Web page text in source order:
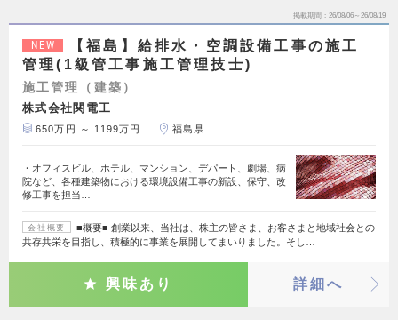
掲載期間 26/08/06～26/08/19
NEW
【福島】給排水・空調設備工事の施工
管理(1級管工事施工管理技士)
施工管理（建築）
株式会社関電工
650万円 ～ 1199万円 福島県
・オフィスビル、ホテル、マンション、デパート、劇場、病
院など、各種建築物における環境設備工事の新設、保守、改
修工事を担当…
会社概要
■概要■ 創業以来、当社は、株主の皆さま、お客さまと地域社会との
共存共栄を目指し、積極的に事業を展開してまいりました。そし…
興味あり 詳細へ